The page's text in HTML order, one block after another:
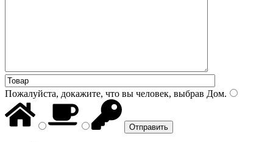
Пожалуйста, докажите, что вы человек, выбрав Дом.